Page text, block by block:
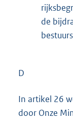
de
D
In artikel 26
door Onze